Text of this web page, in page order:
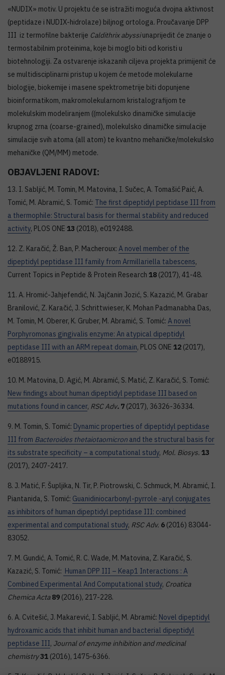
«NUDIX» motiv. U projektu će se istražiti moguća dvojna aktivnost
(peptidaze i NUDIX-hidrolaze) biljnog ortologa. Proučavanje DPP
III iz termofilne bakterije Caldithrix abyssiunaprijedit će znanje o
termostabilnim proteinima, koje bi moglo biti od koristi u
biotehnologiji. Za ostvarenje iskazanih ciljeva projekta primijenit će
se multidisciplinarni pristup u kojem će metode molekularne
biologije, biokemije i masene spektrometrije biti dopunjene
bioinformatikom, makromolekularnom kristalografijom te
molekulskim modeliranjem ((molekulsko dinamičke simulacije
krupnog zrna (coarse-grained), molekulsko dinamičke simulacije
simulacije svih atoma (all atom) te kvantno mehaničke/molekulsko
mehaničke (QM/MM) metode.
OBJAVLJENI RADOVI:
13. I. Sabljić, M. Tomin, M. Matovina, I. Sučec, A. Tomašić Paić, A.
Tomić, M. Abramić, S. Tomić: The first dipeptidyl peptidase III from
a thermophile: Structural basis for thermal stability and reduced
activity, PLOS ONE 13 (2018), e0192488.
12. Z. Karačić, Ž. Ban, P. Macheroux: A novel member of the
dipeptidyl peptidase III family from Armillariella tabescens,
Current Topics in Peptide & Protein Research 18 (2017), 41-48.
11. A. Hromić-Jahjefendić, N. Jajčanin Jozić, S. Kazazić, M. Grabar
Branilović, Z. Karačić, J. Schrittwieser, K. Mohan Padmanabha Das,
M. Tomin, M. Oberer, K. Gruber, M. Abramić, S. Tomić: A novel
Porphyromonas gingivalis enzyme: An atypical dipeptidyl
peptidase III with an ARM repeat domain, PLOS ONE 12 (2017),
e0188915.
10. M. Matovina, D. Agić, M. Abramić, S. Matić, Z. Karačić, S. Tomić:
New findings about human dipeptidyl peptidase III based on
mutations found in cancer, RSC Adv. 7 (2017), 36326-36334.
9. M. Tomin, S. Tomić: Dynamic properties of dipeptidyl peptidase
III from Bacteroides thetaiotaomicron and the structural basis for
its substrate specificity – a computational study, Mol. Biosys. 13
(2017), 2407-2417.
8. J. Matić, F. Šupljika, N. Tir, P. Piotrowski, C. Schmuck, M. Abramić, I.
Piantanida, S. Tomić: Guanidiniocarbonyl-pyrrole -aryl conjugates
as inhibitors of human dipeptidyl peptidase III: combined
experimental and computational study, RSC Adv. 6 (2016) 83044-
83052.
7. M. Gundić, A. Tomić, R. C. Wade, M. Matovina, Z. Karačić, S.
Kazazić, S. Tomić: Human DPP III – Keap1 Interactions : A
Combined Experimental And Computational study, Croatica
Chemica Acta89 (2016), 217-228.
6. A. Cvitešić, J. Makarević, I. Sabljić, M. Abramić: Novel dipeptidyl
hydroxamic acids that inhibit human and bacterial dipeptidyl
peptidase III, Journal of enzyme inhibition and medicinal
chemistry31 (2016), 1475-6366.